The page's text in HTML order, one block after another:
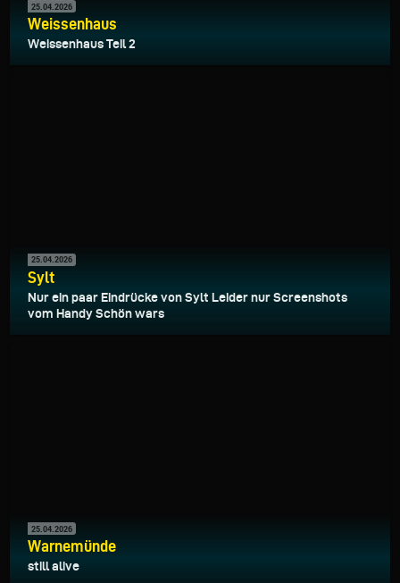
25.04.2026
Weissenhaus
Weissenhaus Teil 2
25.04.2026
Sylt
Nur ein paar Eindrücke von Sylt Leider nur Screenshots
vom Handy Schön wars
25.04.2026
Warnemünde
still alive